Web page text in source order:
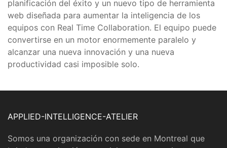
planificación del éxito y un nuevo tipo de herramienta
web diseñada para aumentar la inteligencia de los
equipos con Real Time Collaboration. El equipo puede
convertirse en un motor enormemente paralelo y
alcanzar una nueva innovación y una nueva
productividad casi imposible solo.
APPLIED-INTELLIGENCE-ATELIER
Somos una organización con sede en Montreal que